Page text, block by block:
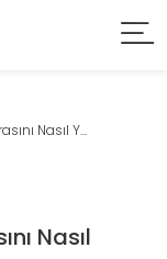
Nasıl Y...
Nasıl